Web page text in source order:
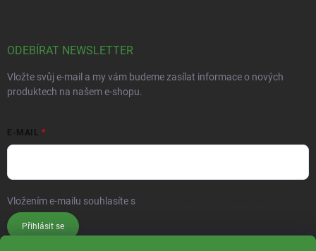
ODEBÍRAT NEWSLETTER
Vložte svůj e-mail a my vám budeme zasílat informace o nových
produktech na našem e-shopu.
E-MAIL
Vložením e-mailu souhlasíte s
Přihlásit se